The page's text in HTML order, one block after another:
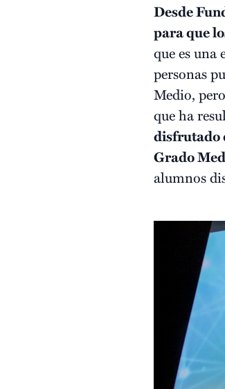
Desde
para que
que es una
personas
Medio,
que ha
disfrutado
Grado
alumnos